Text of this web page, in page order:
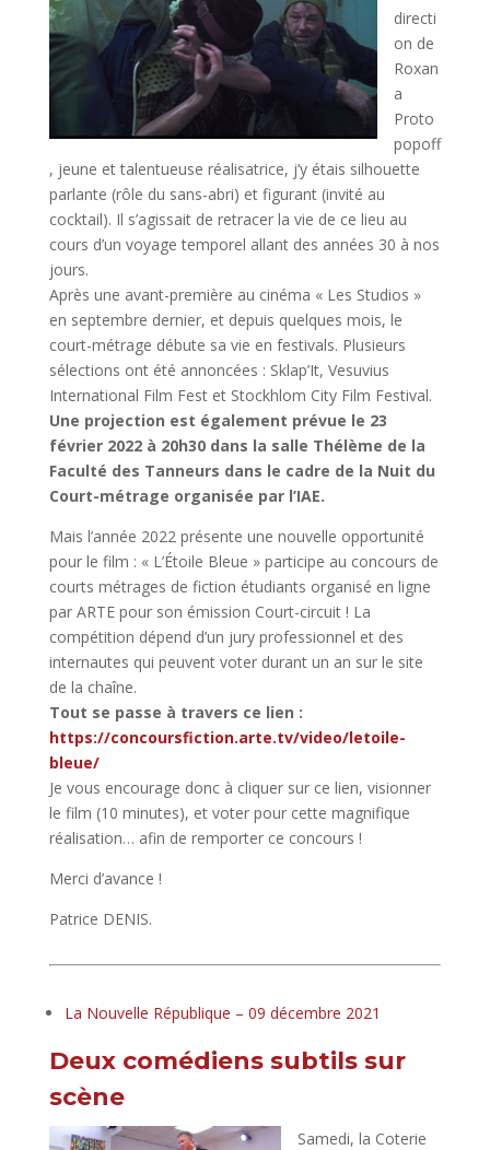
directi
on de
Roxan
a
Proto
popoff
, jeune et talentueuse réalisatrice, j’y étais silhouette
parlante (rôle du sans-abri) et figurant (invité au
cocktail). Il s’agissait de retracer la vie de ce lieu au
cours d’un voyage temporel allant des années 30 à nos
jours.
Après une avant-première au cinéma « Les Studios »
en septembre dernier, et depuis quelques mois, le
court-métrage débute sa vie en festivals. Plusieurs
sélections ont été annoncées : Sklap’It, Vesuvius
International Film Fest et Stockhlom City Film Festival.
Une projection est également prévue le 23
février 2022 à 20h30 dans la salle Thélème de la
Faculté des Tanneurs dans le cadre de la Nuit du
Court-métrage organisée par l’IAE.
Mais l’année 2022 présente une nouvelle opportunité
pour le film : « L’Étoile Bleue » participe au concours de
courts métrages de fiction étudiants organisé en ligne
par ARTE pour son émission Court-circuit ! La
compétition dépend d’un jury professionnel et des
internautes qui peuvent voter durant un an sur le site
de la chaîne.
Tout se passe à travers ce lien :
https://concoursfiction.arte.tv/video/letoile-
bleue/
Je vous encourage donc à cliquer sur ce lien, visionner
le film (10 minutes), et voter pour cette magnifique
réalisation… afin de remporter ce concours !
Merci d’avance !
Patrice DENIS.
La Nouvelle République – 09 décembre 2021
Deux comédiens subtils sur
scène
Samedi, la Coterie